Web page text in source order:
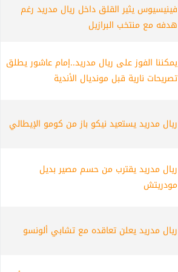
فينيسيوس يثير القلق داخل ريال مدريد رغم
هدفه مع منتخب البرازيل
يمكننا الفوز على ريال مدريد..إمام عاشور يطلق
تصريحات نارية قبل مونديال الأندية
ريال مدريد يستعيد نيكو باز من كومو الإيطالي
ريال مدريد يقترب من حسم مصير بديل
مودريتش
ريال مدريد يعلن تعاقده مع تشابي ألونسو